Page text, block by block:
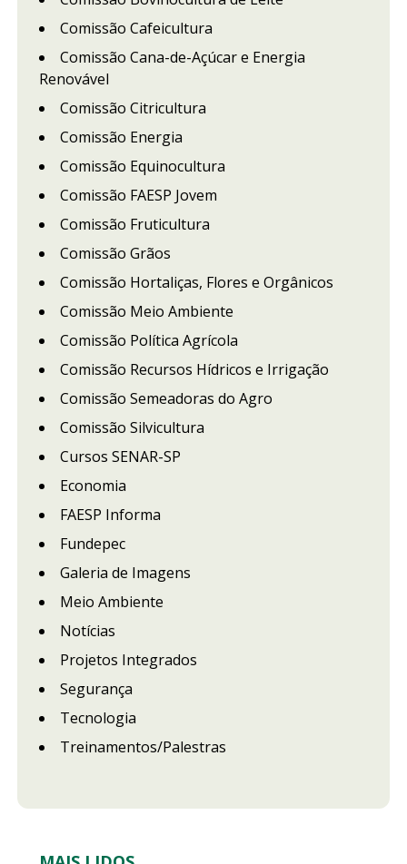
Comissão Cafeicultura
Comissão Cana-de-Açúcar e Energia
Renovável
Comissão Citricultura
Comissão Energia
Comissão Equinocultura
Comissão FAESP Jovem
Comissão Fruticultura
Comissão Grãos
Comissão Hortaliças, Flores e Orgânicos
Comissão Meio Ambiente
Comissão Política Agrícola
Comissão Recursos Hídricos e Irrigação
Comissão Semeadoras do Agro
Comissão Silvicultura
Cursos SENAR-SP
Economia
FAESP Informa
Fundepec
Galeria de Imagens
Meio Ambiente
Notícias
Projetos Integrados
Segurança
Tecnologia
Treinamentos/Palestras